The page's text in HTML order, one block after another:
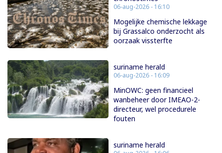
06-aug-2026 - 16:10
Mogelijke chemische lekkage
bij Grassalco onderzocht als
oorzaak vissterfte
suriname herald
06-aug-2026 - 16:09
MinOWC: geen financieel
wanbeheer door IMEAO-2-
directeur, wel procedurele
fouten
suriname herald